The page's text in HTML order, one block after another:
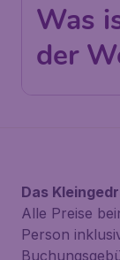
Was
der
Das
Alle Preise
Person